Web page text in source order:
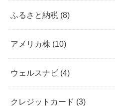
ふるさと納税 (8)
アメリカ株 (10)
ウェルスナビ (4)
クレジットカード (3)